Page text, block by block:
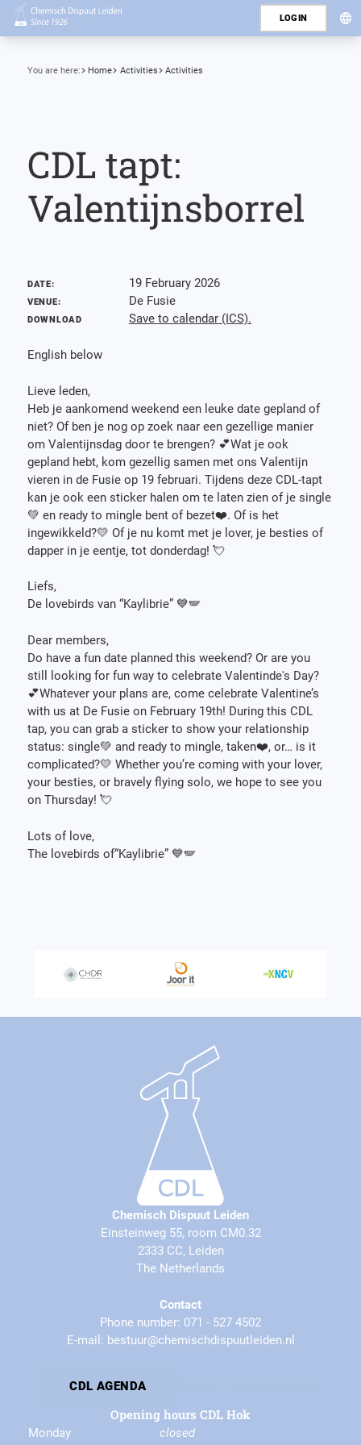
LOGIN
You are here: Home Activities Activities
CDL tapt:
Valentijnsborrel
DATE: 19 February 2026
VENUE: De Fusie
DOWNLOAD Save to calendar (ICS).
English below
Lieve leden,
Heb je aankomend weekend een leuke date gepland of
niet? Of ben je nog op zoek naar een gezellige manier
om Valentijnsdag door te brengen? 💕Wat je ook
gepland hebt, kom gezellig samen met ons Valentijn
vieren in de Fusie op 19 februari. Tijdens deze CDL-tapt
kan je ook een sticker halen om te laten zien of je single
💚 en ready to mingle bent of bezet❤️. Of is het
ingewikkeld?💛 Of je nu komt met je lover, je besties of
dapper in je eentje, tot donderdag! 💘
Liefs,
De lovebirds van “Kaylibrie” 💙🪽
Dear members,
Do have a fun date planned this weekend? Or are you
still looking for fun way to celebrate Valentinde's Day?
💕Whatever your plans are, come celebrate Valentine’s
with us at De Fusie on February 19th! During this CDL
tap, you can grab a sticker to show your relationship
status: single💚 and ready to mingle, taken❤️, or… is it
complicated?💛 Whether you’re coming with your lover,
your besties, or bravely flying solo, we hope to see you
on Thursday! 💘
Lots of love,
The lovebirds of“Kaylibrie” 💙🪽
Chemisch Dispuut Leiden
Einsteinweg 55, room CM0.32
2333 CC, Leiden
The Netherlands
Contact
Phone number: 071 - 527 4502
E-mail: bestuur@chemischdispuutleiden.nl
CDL AGENDA
Opening hours CDL Hok
Monday
closed